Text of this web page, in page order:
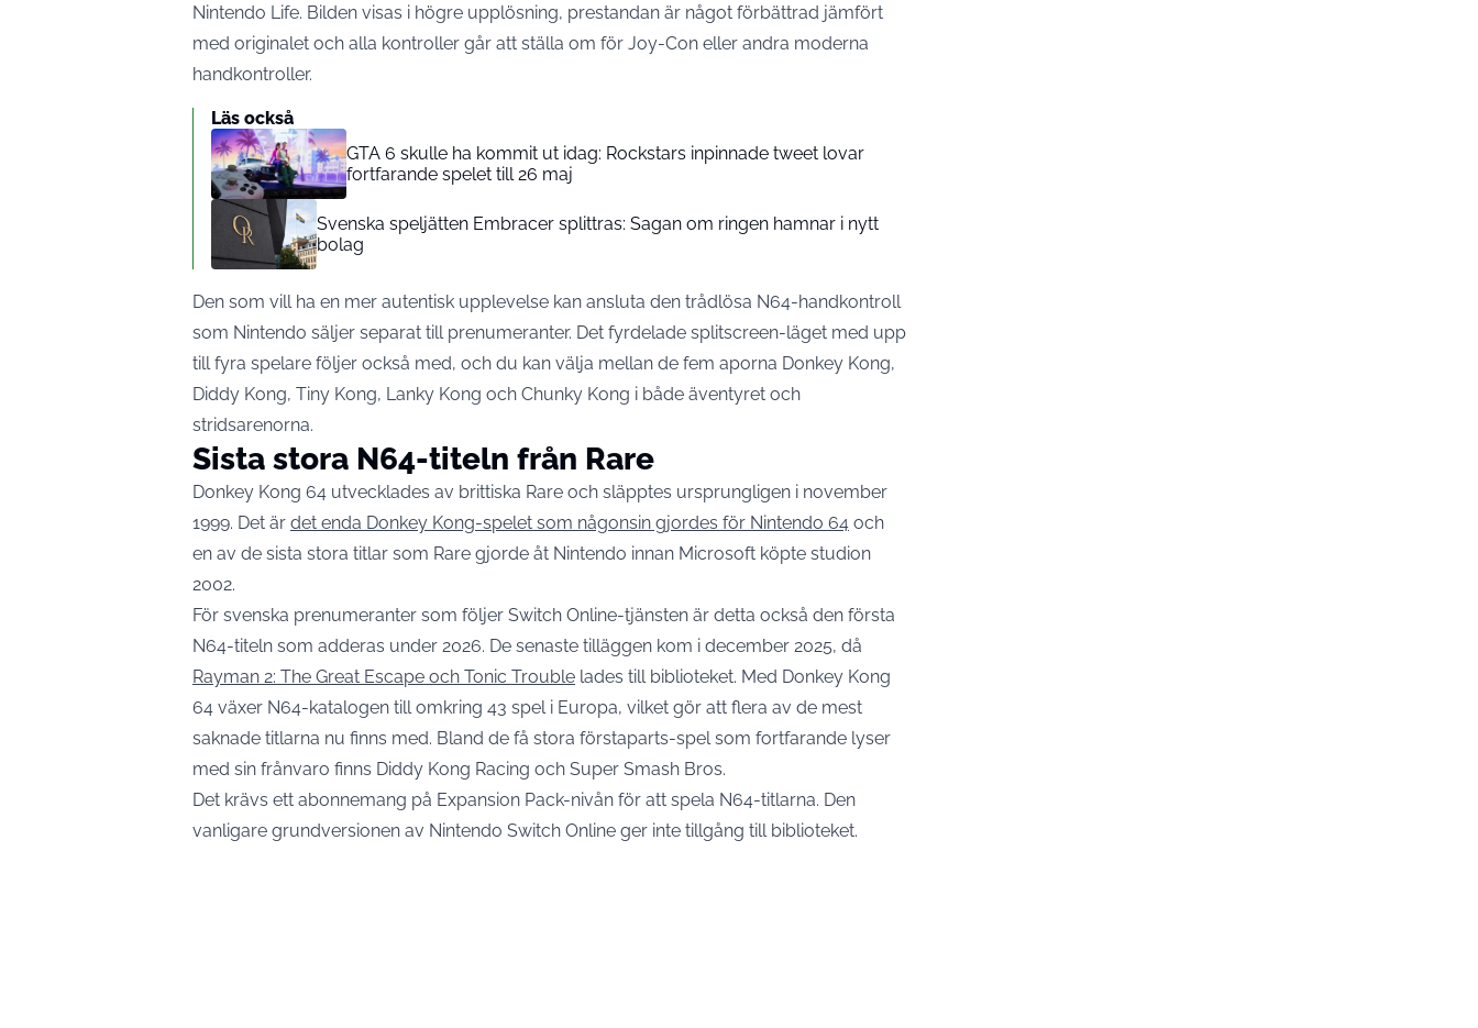
Nintendo Life. Bilden visas i högre upplösning, prestandan är något förbättrad jämfört
med originalet och alla kontroller går att ställa om för Joy-Con eller andra moderna
handkontroller.
Läs också
GTA 6 skulle ha kommit ut idag: Rockstars inpinnade tweet lovar
fortfarande spelet till 26 maj
Svenska speljätten Embracer splittras: Sagan om ringen hamnar i nytt
bolag
Den som vill ha en mer autentisk upplevelse kan ansluta den trådlösa N64-handkontroll
som Nintendo säljer separat till prenumeranter. Det fyrdelade splitscreen-läget med upp
till fyra spelare följer också med, och du kan välja mellan de fem aporna Donkey Kong,
Diddy Kong, Tiny Kong, Lanky Kong och Chunky Kong i både äventyret och
stridsarenorna.
Sista stora N64-titeln från Rare
Donkey Kong 64 utvecklades av brittiska Rare och släpptes ursprungligen i november
1999. Det är det enda Donkey Kong-spelet som någonsin gjordes för Nintendo 64 och
en av de sista stora titlar som Rare gjorde åt Nintendo innan Microsoft köpte studion
2002.
För svenska prenumeranter som följer Switch Online-tjänsten är detta också den första
N64-titeln som adderas under 2026. De senaste tilläggen kom i december 2025, då
Rayman 2: The Great Escape och Tonic Trouble lades till biblioteket. Med Donkey Kong
64 växer N64-katalogen till omkring 43 spel i Europa, vilket gör att flera av de mest
saknade titlarna nu finns med. Bland de få stora förstaparts-spel som fortfarande lyser
med sin frånvaro finns Diddy Kong Racing och Super Smash Bros.
Det krävs ett abonnemang på Expansion Pack-nivån för att spela N64-titlarna. Den
vanligare grundversionen av Nintendo Switch Online ger inte tillgång till biblioteket.